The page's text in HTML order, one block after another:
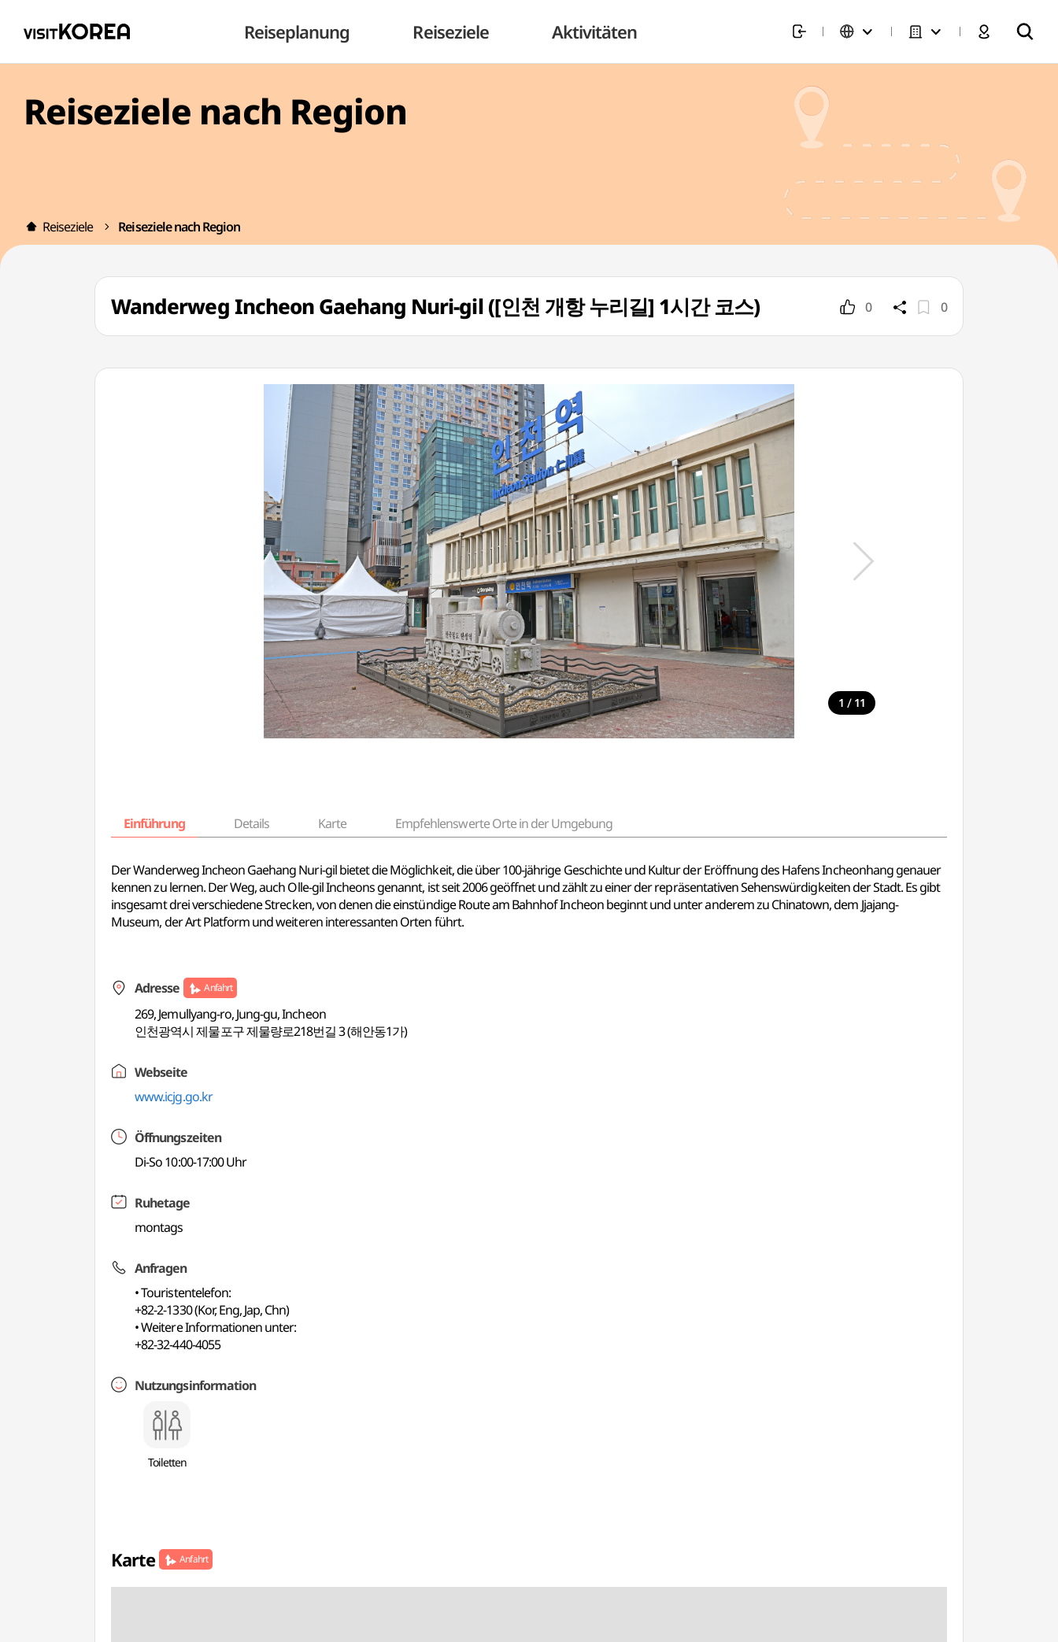
Reiseplanung Reiseziele Aktivitäten
Reiseziele nach Region
Reiseziele Reiseziele nach Region
Wanderweg Incheon Gaehang Nuri-gil ([인천 개항 누리길] 1시간 코스) 0 0
1 / 11
Einführung Details Karte Empfehlenswerte Orte in der Umgebung
Der Wanderweg Incheon Gaehang Nuri-gil bietet die Möglichkeit, die über 100-jährige Geschichte und Kultur der Eröffnung des Hafens Incheonhang genauer
kennen zu lernen. Der Weg, auch Olle-gil Incheons genannt, ist seit 2006 geöffnet und zählt zu einer der repräsentativen Sehenswürdigkeiten der Stadt. Es gibt
insgesamt drei verschiedene Strecken, von denen die einstündige Route am Bahnhof Incheon beginnt und unter anderem zu Chinatown, dem Jjajang-
Museum, der Art Platform und weiteren interessanten Orten führt.
Adresse Anfahrt
269, Jemullyang-ro, Jung-gu, Incheon
인천광역시 제물포구 제물량로218번길 3 (해안동1가)
Webseite
www.icjg.go.kr
Öffnungszeiten
Di-So 10:00-17:00 Uhr
Ruhetage
montags
Anfragen
• Touristentelefon:
+82-2-1330 (Kor, Eng, Jap, Chn)
• Weitere Informationen unter:
+82-32-440-4055
Nutzungsinformation
Toiletten
Karte Anfahrt